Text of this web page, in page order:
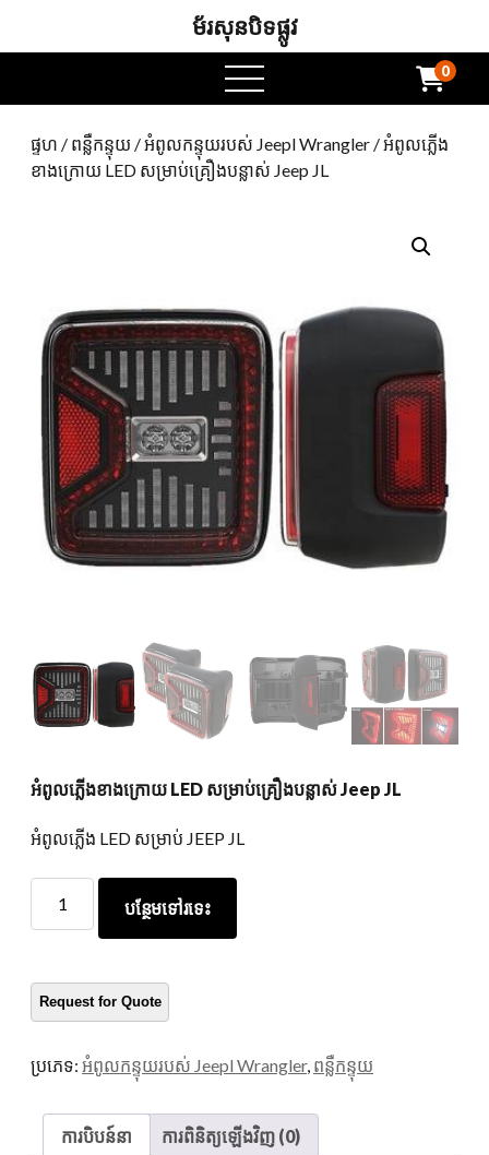
ម័រសុនបិទផ្លូវ
ម៉ឺនុយបើក 0
ផ្ទហ / ពន្លឺកន្ទុយ /អំពូលកន្ទុយរបស់ Jeepl Wrangler / អំពូលភ្លើង
ខាងក្រោយ LED សម្រាប់គ្រឿងបន្លាស់ Jeep JL
អំពូលភ្លើងខាងក្រោយ LED សម្រាប់គ្រឿងបន្លាស់ Jeep JL
អំពូលភ្លើង LED សម្រាប់ JEEP JL
LED
សម្រាប់
បន្លាស់
បន្ថែមទៅរទេះ
ប្រភេទ: អំពូលកន្ទុយរបស់ Jeepl Wrangler, ពន្លឺកន្ទុយ
ការបិបន៍នា ការពិនិត្យឡើងវិញ (0)